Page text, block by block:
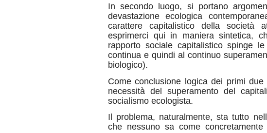
In secondo luogo, si portano
devastazione ecologica
carattere capitalistico della società
esprimerci qui in maniera sintetica,
rapporto sociale capitalistico spinge
continua e quindi al continuo
biologico).
Come conclusione logica dei primi
necessità del superamento del
socialismo ecologista.
Il problema, naturalmente, sta tutto
che nessuno sa come